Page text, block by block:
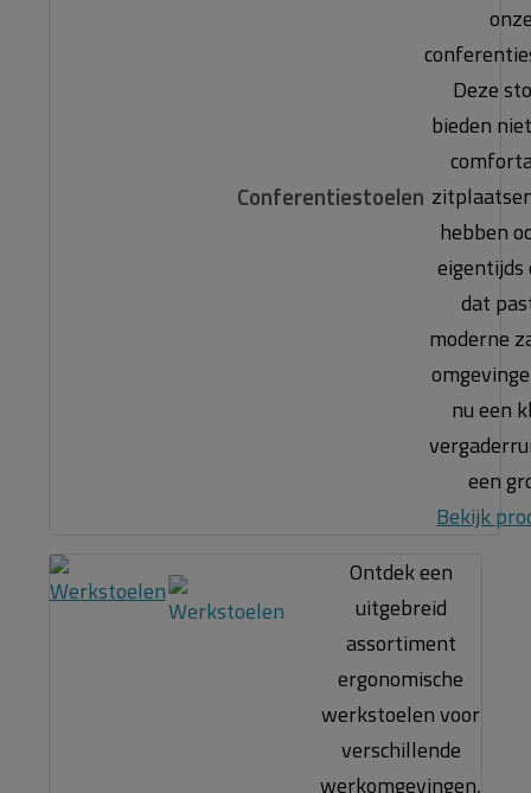
Conferentiestoelen
Deze
bieden
hebben
eigentijds
dat
moderne
nu een
een
Bekijk
Ontdek een
uitgebreid
assortiment
ergonomische
werkstoelen voor
verschillende
werkomgevingen,